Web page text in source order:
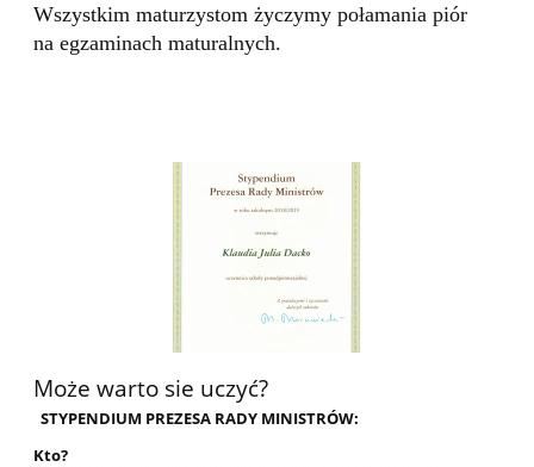
Wszystkim maturzystom życzymy połamania piór
na egzaminach maturalnych.
Może warto sie uczyć?
STYPENDIUM PREZESA RADY MINISTRÓW:
Kto?